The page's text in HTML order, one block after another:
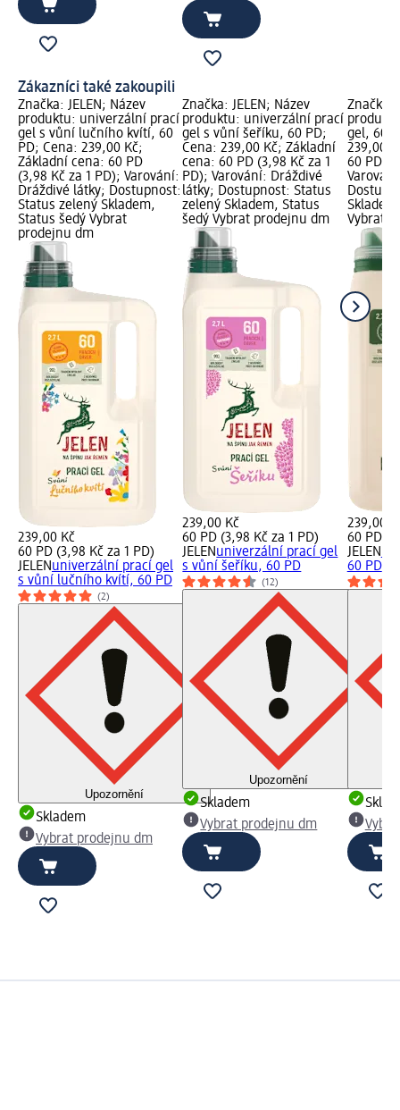
Zákazníci také zakoupili
Značka: JELEN; Název
produktu: univerzální prací
gel s vůní lučního kvítí, 60
PD; Cena: 239,00 Kč;
Základní cena: 60 PD
(3,98 Kč za 1 PD); Varování:
Dráždivé látky; Dostupnost:
Status zelený Skladem,
Status šedý Vybrat
prodejnu dm
239,00 Kč
60 PD (3,98 Kč za 1 PD)
JELENuniverzální prací gel
s vůní lučního kvítí, 60 PD
(2)
Upozornění
Skladem
Vybrat prodejnu dm
Značka: JELEN; Název
produktu: univerzální prací
gel s vůní šeříku, 60 PD;
Cena: 239,00 Kč; Základní
cena: 60 PD (3,98 Kč za 1
PD); Varování: Dráždivé
látky; Dostupnost: Status
zelený Skladem, Status
šedý Vybrat prodejnu dm
239,00 Kč
60 PD (3,98 Kč za 1 PD)
JELENuniverzální prací gel
s vůní šeříku, 60 PD
(12)
Upozornění
Skladem
Vybrat prodejnu dm
Značka:
gel, 60
239,00
60 PD
Vybrat
239,00
60 PD
JELEN
60 PD